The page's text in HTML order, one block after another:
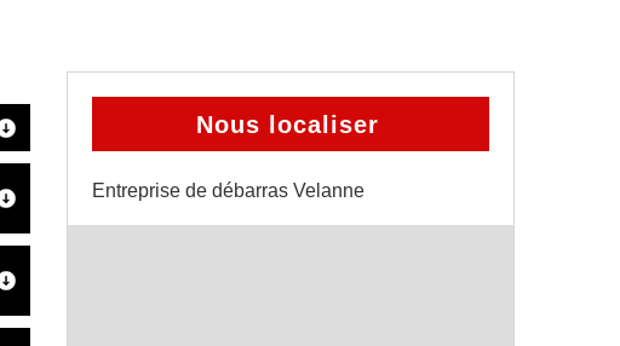
Nous localiser
Entreprise de débarras Velanne